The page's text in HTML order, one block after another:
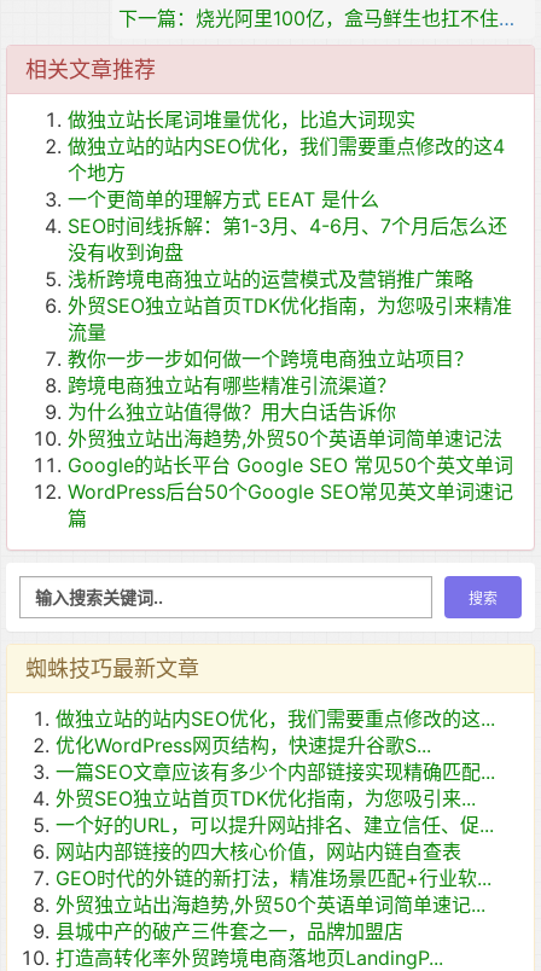
下一篇：烧光阿里100亿，盒马鲜生也扛不住了：关店、砍业务
相关文章推荐
做独立站长尾词堆量优化，比追大词现实
做独立站的站内SEO优化，我们需要重点修改的这4
个地方
一个更简单的理解方式 EEAT 是什么
SEO时间线拆解：第1-3月、4-6月、7个月后怎么还
没有收到询盘
浅析跨境电商独立站的运营模式及营销推广策略
外贸SEO独立站首页TDK优化指南，为您吸引来精准
流量
教你一步一步如何做一个跨境电商独立站项目？
跨境电商独立站有哪些精准引流渠道？
为什么独立站值得做？用大白话告诉你
外贸独立站出海趋势,外贸50个英语单词简单速记法
Google的站长平台 Google SEO 常见50个英文单词
WordPress后台50个Google SEO常见英文单词速记
篇
蜘蛛技巧最新文章
做独立站的站内SEO优化，我们需要重点修改的这...
优化WordPress网页结构，快速提升谷歌S...
一篇SEO文章应该有多少个内部链接实现精确匹配...
外贸SEO独立站首页TDK优化指南，为您吸引来...
一个好的URL，可以提升网站排名、建立信任、促...
网站内部链接的四大核心价值，网站内链自查表
GEO时代的外链的新打法，精准场景匹配+行业软...
外贸独立站出海趋势,外贸50个英语单词简单速记...
县城中产的破产三件套之一，品牌加盟店
打造高转化率外贸跨境电商落地页LandingP...